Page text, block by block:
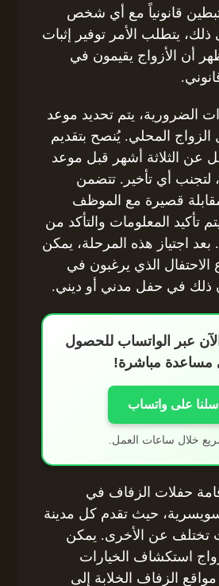
قانونياً مع أي شخص
ذلك، يتطلب الأمر توفير إثبات
أن الأزواج يقيمون في
الضرورية، يتم تحديد موعد
المحلي. يُنصح بتقديم
عن الثلاثة أشهر قبل موعد
لتجنب أي تأخير. تتضمن
قصيرة مع الموظف
تأكيد المعلومات والتأكد من
بعد اجتياز هذه المرحلة، يمكن
الاحتفال الذي يرغبون في
ذلك في حفل مدني أو ديني.
عبر الواتساب للحصول
مساعدة مباشرة!
على واتساب
خلال ساعات العمل.
حفلات الزفاف في
حيث تقدم كل مدينة
تختلف عن الأخرى. يمكن
استكشاف الخيارات
الزفاف الخلابة إلى